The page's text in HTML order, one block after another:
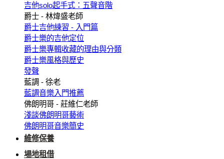
吉他solo起手式：五聲音階
爵士 - 林煒盛老師
爵士吉他練習 - 入門篇
爵士樂的吉他定位
爵士樂專輯收藏的理由與分類
爵士樂風格與歷史
發聲
藍調 - 徐老
藍調音樂入門推薦
佛朗明哥 - 莊維仁老師
淺談佛朗明哥藝術
佛朗明哥音樂簡史
維修保養
場地租借